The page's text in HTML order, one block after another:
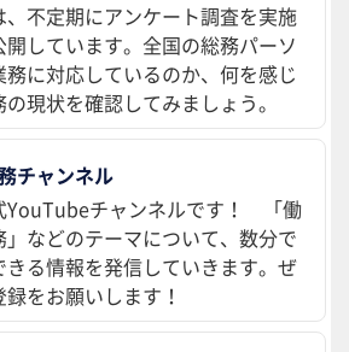
、不定期にアンケート調査を実施
開しています。全国の総務パーソ
に対応しているのか、何を感じ
現状を確認してみましょう。
チャンネル
YouTubeチャンネルです！ 「働
などのテーマについて、数分で
る情報を発信していきます。ぜ
をお願いします！